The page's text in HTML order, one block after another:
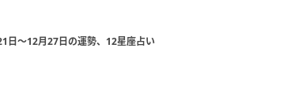
～12月27日の運勢、12星座占い